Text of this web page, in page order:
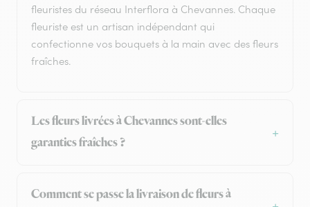
fleuristes du réseau Interflora à Chevannes. Chaque
fleuriste est un artisan indépendant qui
confectionne vos bouquets à la main avec des fleurs
fraîches.
Les fleurs livrées à Chevannes sont-elles
garanties fraîches ?
Comment se passe la livraison de fleurs à